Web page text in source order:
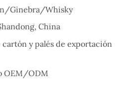
Ginebra/Whisky
China
cartón y palés de exportación
OEM/ODM